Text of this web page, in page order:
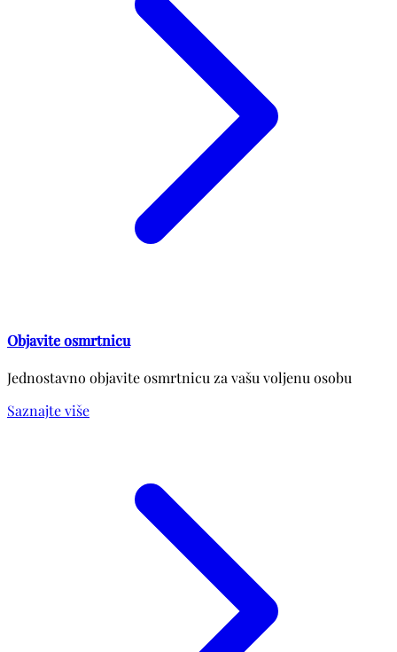
Objavite osmrtnicu
Jednostavno objavite osmrtnicu za vašu voljenu osobu
Saznajte više